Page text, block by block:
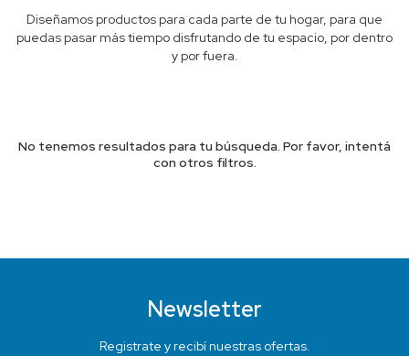
Diseñamos productos para cada parte de tu hogar, para que
puedas pasar más tiempo disfrutando de tu espacio, por dentro
y por fuera.
No tenemos resultados para tu búsqueda. Por favor, intentá
con otros filtros.
Newsletter
Registrate y recibí nuestras ofertas.